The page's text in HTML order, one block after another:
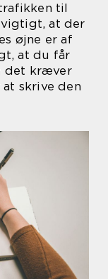
til
at der
øjne er af
at du får
det kræver
skrive den